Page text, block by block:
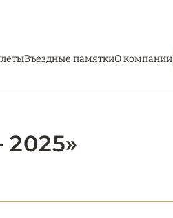
Въездные памяткиО компании